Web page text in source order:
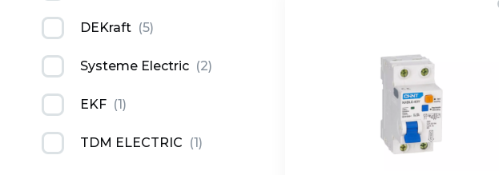
DEKraft (5)
Systeme Electric (2)
EKF (1)
TDM ELECTRIC (1)